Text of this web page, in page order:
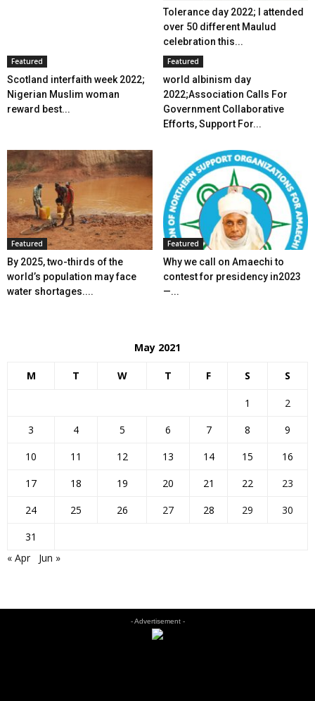
Tolerance day 2022; I attended
over 50 different Maulud
celebration this...
Featured
Scotland interfaith week 2022;
Nigerian Muslim woman
reward best...
Featured
world albinism day
2022;Association Calls For
Government Collaborative
Efforts, Support For...
Featured
By 2025, two-thirds of the
world’s population may face
water shortages....
Featured
Why we call on Amaechi to
contest for presidency in2023
—...
May 2021
M T W T F S S
1
2
3
4 5 6 7 8
9
10
11 12 13 14 15
16
17
18 19 20 21 22
23
24
25 26 27 28 29
30
31
« Apr
Jun »
- Advertisement -